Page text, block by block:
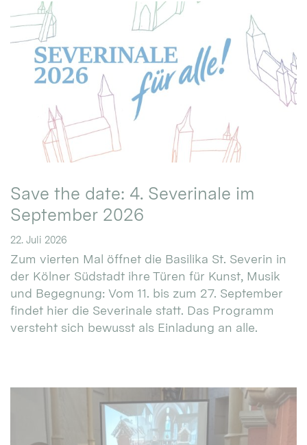
Save the date: 4. Severinale im
September 2026
22. Juli 2026
Zum vierten Mal öffnet die Basilika St. Severin in
der Kölner Südstadt ihre Türen für Kunst, Musik
und Begegnung: Vom 11. bis zum 27. September
findet hier die Severinale statt. Das Programm
versteht sich bewusst als Einladung an alle.